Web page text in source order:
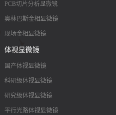
PCB切片分析显微镜
奥林巴斯金相显微镜
现场金相显微镜
体视显微镜
国产体视显微镜
科研级体视显微镜
研究级体视显微镜
平行光路体视显微镜